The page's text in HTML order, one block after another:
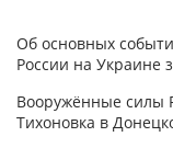
Об основных
России на Украине
Вооружённые силы
Тихоновка в